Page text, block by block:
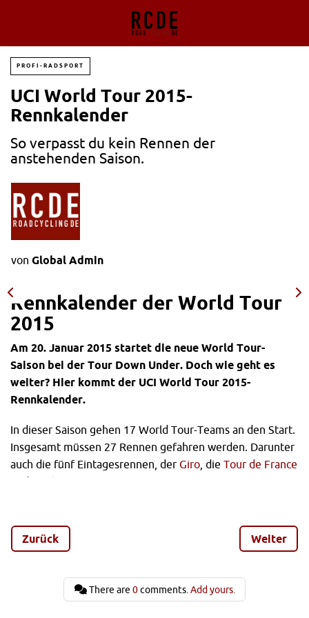
PROFI-RADSPORT
UCI World Tour 2015-
Rennkalender
So verpasst du kein Rennen der
anstehenden Saison.
von Global Admin
Rennkalender der World Tour
2015
Am 20. Januar 2015 startet die neue World Tour-
Saison bei der Tour Down Under. Doch wie geht es
weiter? Hier kommt der UCI World Tour 2015-
Rennkalender.
In dieser Saison gehen 17 World Tour-Teams an den Start.
Insgesamt müssen 27 Rennen gefahren werden. Darunter
auch die fünf Eintagesrennen, der Giro , die Tour de France
und Vuelta a Espana.
zur Nummer eins gekrönt. Joaquim Roudriguez (Katusha)
wird aber sicherlich versuchen wollen, ein viertes Mal in
Zurück Weiter
There are 0comments. Add yours.